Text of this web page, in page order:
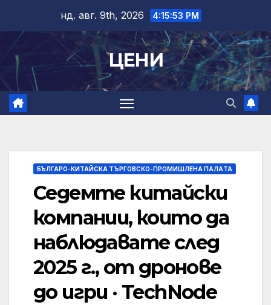
content
нд. авг. 9th, 2026 4:15:54 PM
ЦЕНИ
БЪЛГАРО-КИТАЙСКА ТЪРГОВСКО-ПРОМИШЛЕНА ПАЛAТА
Седемте китайски
компании, които да
наблюдавате след
2025 г., от дронове
до игри · TechNode